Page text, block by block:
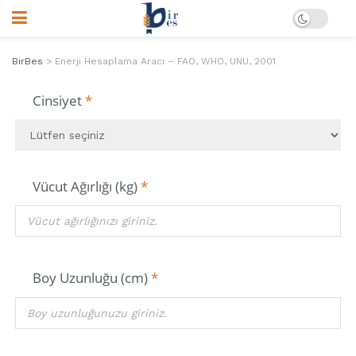
BirBes > Enerji Hesaplama Aracı – FAO, WHO, UNU, 2001
Cinsiyet*
Vücut Ağırlığı (kg)*
Boy Uzunluğu (cm)*